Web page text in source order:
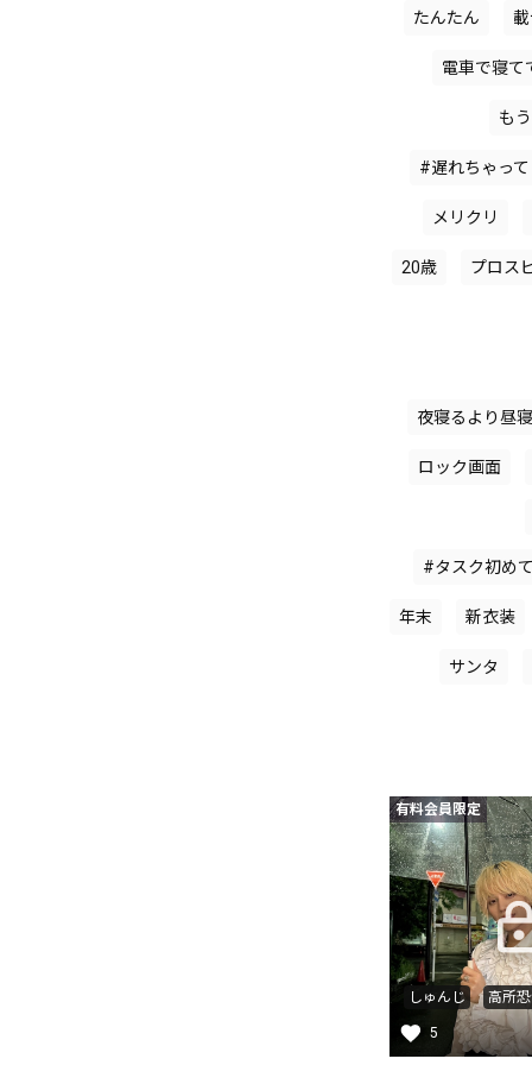
たんたん
電車で寝て
も
#遅れちゃっ
メリクリ
20歳 プロス
夜寝るより昼
ロック画面
#タスク初め
年末 新衣装
サンタ
有料会員限定
しゅんじ 高所
5